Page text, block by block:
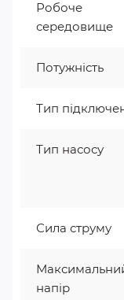
Робоче
середовище
Потужність
Тип
Тип насосу
Сила струму
напір